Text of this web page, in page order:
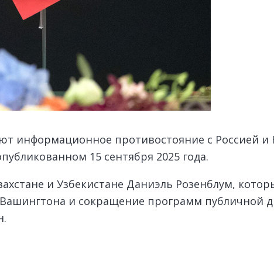
информационное противостояние с Россией
15 сентября 2025 года.
и Узбекистане Даниэль Розенблум,
и сокращение программ публичной